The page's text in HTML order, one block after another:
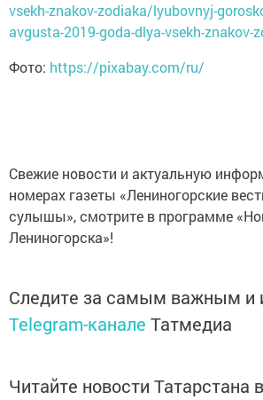
vsekh-znakov-zodiaka/lyubovnyj-
avgusta-2019-goda-dlya-vsekh-znakov-
Фото: https://pixabay.com/ru/
Свежие новости и актуальную
номерах газеты «Лениногорские
сулышы», смотрите в программе
Лениногорска»!
Следите за самым важным и
Telegram-канале Татмедиа
Читайте новости Татарстана в